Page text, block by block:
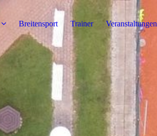
Breitensport Trainer Veranstaltungen